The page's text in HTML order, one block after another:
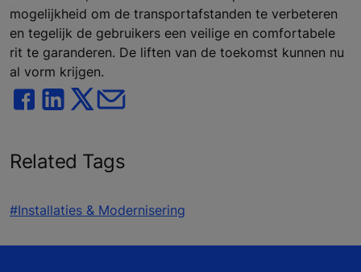
mogelijkheid om de transportafstanden te verbeteren
en tegelijk de gebruikers een veilige en comfortabele
rit te garanderen. De liften van de toekomst kunnen nu
al vorm krijgen.
Related Tags
#Installaties & Modernisering